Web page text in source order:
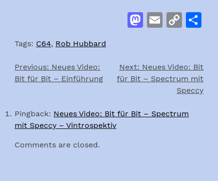
Mastodon
Email
Tags: C64, Rob Hubbard
Post
Previous: Neues Video:
Bit für Bit – Einführung
Next: Neues Video: Bit
für Bit – Spectrum mit
Speccy
Pingback: Neues Video: Bit für Bit – Spectrum
mit Speccy – Vintrospektiv
Comments are closed.